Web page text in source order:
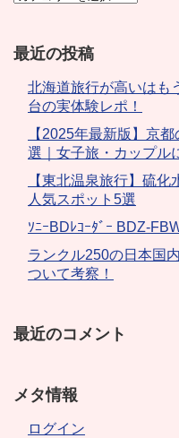
最近の投稿
北海道旅行が高いはも
台の実体験レポ！
【2025年最新版】京
選｜女子旅・カップル
【東北温泉旅行】硫
人気スポット5選
ｿﾆｰBDﾚｺｰﾀﾞｰ BDZ-
ランクル250の日本国
ついて考察！
最近のコメント
メタ情報
ログイン